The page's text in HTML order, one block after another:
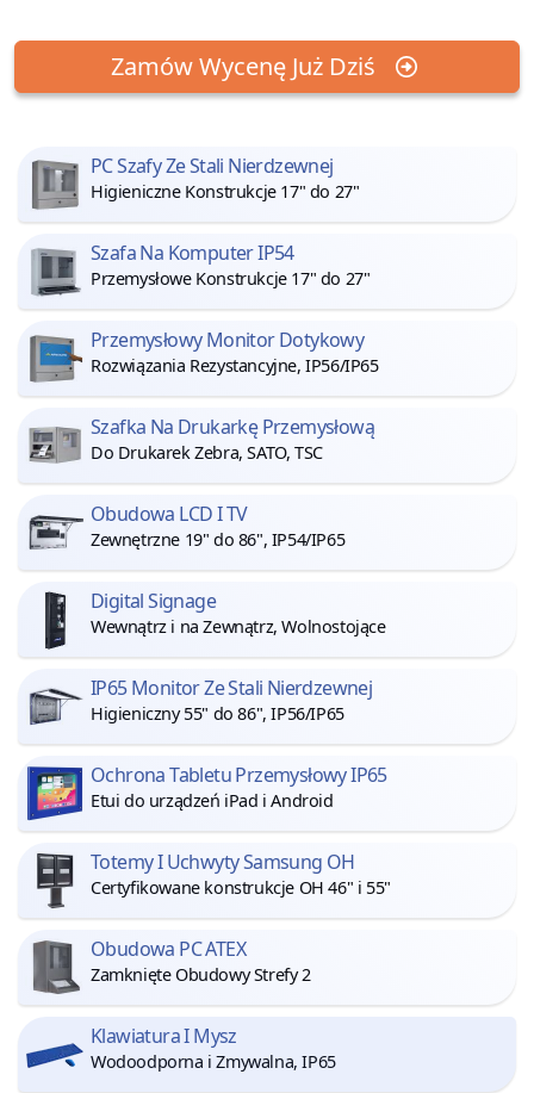
Zamów Wycenę Już Dziś
PC Szafy Ze Stali Nierdzewnej
Higieniczne Konstrukcje 17" do 27"
Szafa Na Komputer IP54
Przemysłowe Konstrukcje 17" do 27"
Przemysłowy Monitor Dotykowy
Rozwiązania Rezystancyjne, IP56/IP65
Szafka Na Drukarkę Przemysłową
Do Drukarek Zebra, SATO, TSC
Obudowa LCD I TV
Zewnętrzne 19" do 86", IP54/IP65
Digital Signage
Wewnątrz i na Zewnątrz, Wolnostojące
IP65 Monitor Ze Stali Nierdzewnej
Higieniczny 55" do 86", IP56/IP65
Ochrona Tabletu Przemysłowy IP65
Etui do urządzeń iPad i Android
Totemy I Uchwyty Samsung OH
Certyfikowane konstrukcje OH 46" i 55"
Obudowa PC ATEX
Zamknięte Obudowy Strefy 2
Klawiatura I Mysz
Wodoodporna i Zmywalna, IP65